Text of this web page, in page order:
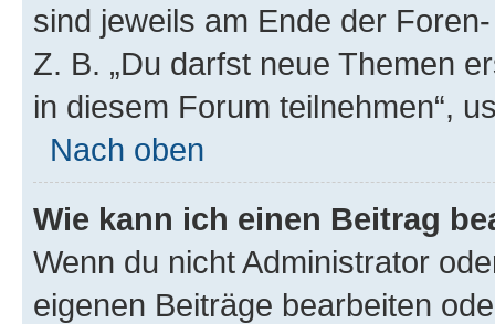
sind jeweils am Ende der
Z. B. „Du darfst neue Themen
in diesem Forum teilnehmen“,
Nach oben
Wie kann ich einen Beitrag
Wenn du nicht Administrator
eigenen Beiträge bearbeiten